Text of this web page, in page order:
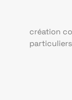
création